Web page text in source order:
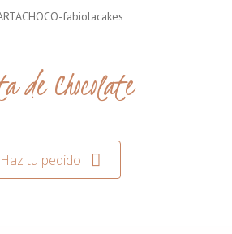
de Chocolate
Haz tu pedido